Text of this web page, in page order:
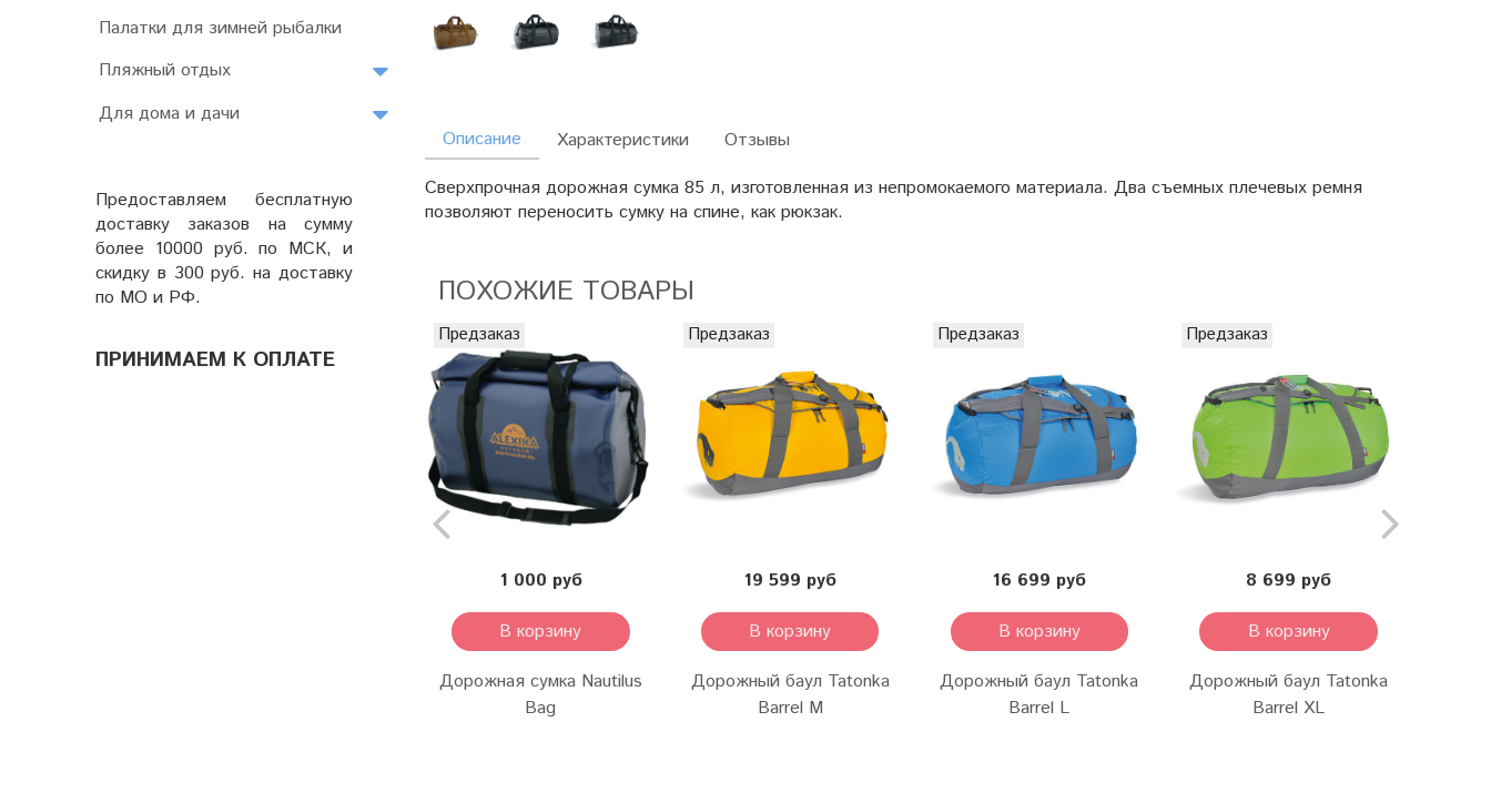
Описание
Сверхпрочная дорожная сумка 85 л, изготовленная из непромокаемого материала. Два съемных плечевых ремня
позволяют переносить сумку на спине, как рюкзак.
Характеристики Отзывы
ПОХОЖИЕ ТОВАРЫ
Предзаказ
1 000 руб
В корзину
Дорожная сумка Nautilus
Bag
Предзаказ
19 599 руб
В корзину
Дорожный баул Tatonka
Barrel M
Предзаказ
16 699 руб
В корзину
Дорожный баул Tatonka
Barrel L
Предзаказ
8 699 руб
В корзину
Дорожный баул Tatonka
Barrel XL
Палатки для зимней рыбалки
Пляжный отдых
Для дома и дачи
Предоставляем бесплатную
доставку заказов на сумму
более 10000 руб. по МСК, и
скидку в 300 руб. на доставку
по МО и РФ.
ПРИНИМАЕМ К ОПЛАТЕ